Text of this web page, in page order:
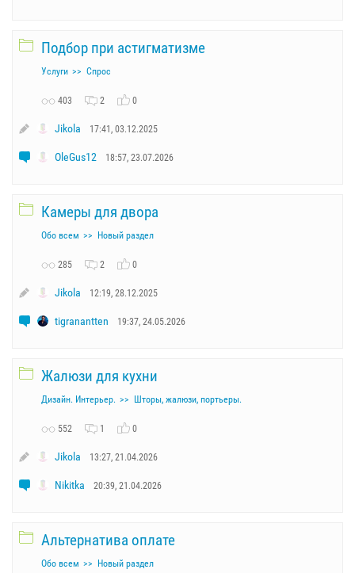
Подбор при астигматизме
Услуги Спрос
403 2 0
Jikola 17:41, 03.12.2025
OleGus12 18:57, 23.07.2026
Камеры для двора
Обо всем Новый раздел
285 2 0
Jikola 12:19, 28.12.2025
tigranantten 19:37, 24.05.2026
Жалюзи для кухни
Дизайн. Интерьер. Шторы, жалюзи, портьеры.
552 1 0
Jikola 13:27, 21.04.2026
Nikitka 20:39, 21.04.2026
Альтернатива оплате
Обо всем Новый раздел